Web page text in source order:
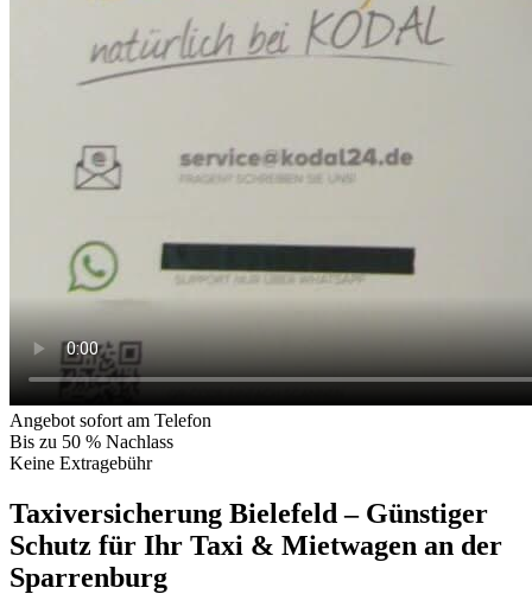
Angebot sofort am Telefon
Bis zu 50 % Nachlass
Keine Extragebühr
Taxiversicherung Bielefeld – Günstiger
Schutz für Ihr Taxi & Mietwagen an der
Sparrenburg